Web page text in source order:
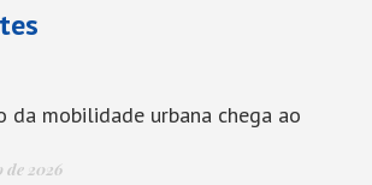
da mobilidade urbana chega ao
de 2026